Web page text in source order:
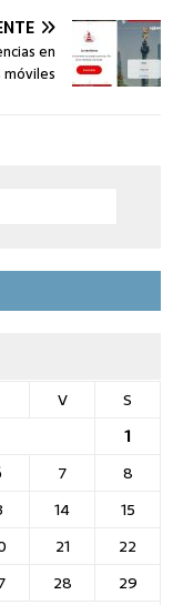
en
móviles
V
S
1
7
8
14
15
21
22
28
29